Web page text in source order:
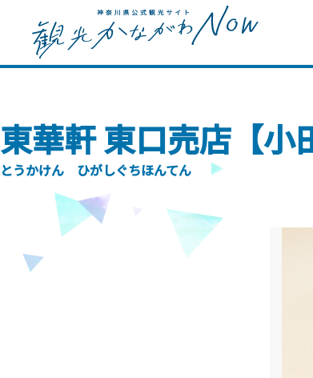
東華軒 東口売店【小
とうかけん ひがしぐちほんてん